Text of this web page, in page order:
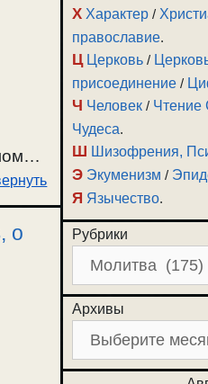
о
Х Характер /
православие.
Ц Церковь /
присоединение /
Ч Человек / Чтение
Чудеса.
Ш Шизофрения,
Э Экуменизм /
Я Язычество.
Рубрики
Архивы